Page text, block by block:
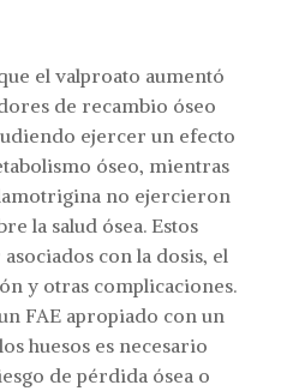
el valproato aumentó
de recambio óseo
ejercer un efecto
óseo, mientras
no ejercieron
la salud ósea. Estos
con la dosis, el
y otras complicaciones.
FAE apropiado con un
huesos es necesario
de pérdida ósea o